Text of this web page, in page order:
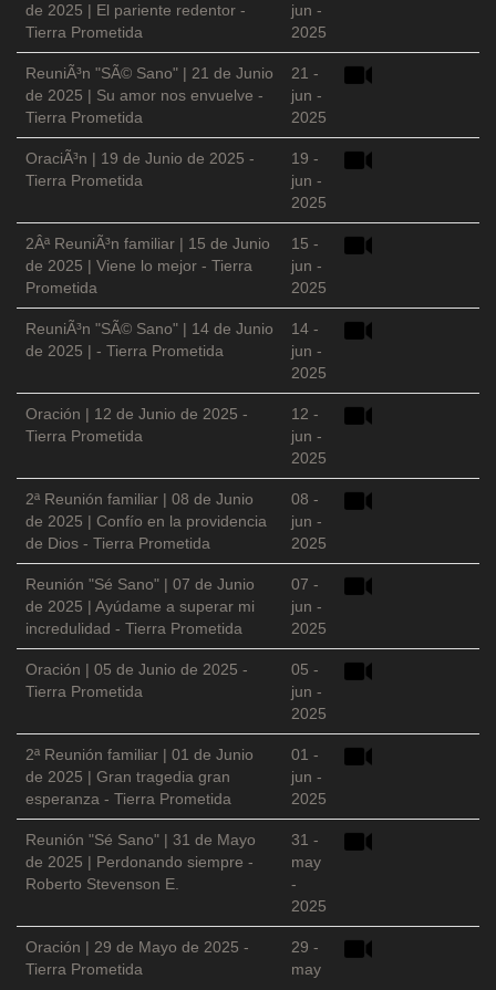
de 2025 | El pariente redentor -
Tierra Prometida
jun -
2025
ReuniÃ³n "SÃ© Sano" | 21 de Junio
de 2025 | Su amor nos envuelve -
Tierra Prometida
21 -
jun -
2025
OraciÃ³n | 19 de Junio de 2025 -
Tierra Prometida
19 -
jun -
2025
2Âª ReuniÃ³n familiar | 15 de Junio
de 2025 | Viene lo mejor - Tierra
Prometida
15 -
jun -
2025
ReuniÃ³n "SÃ© Sano" | 14 de Junio
de 2025 | - Tierra Prometida
14 -
jun -
2025
Oración | 12 de Junio de 2025 -
Tierra Prometida
12 -
jun -
2025
2ª Reunión familiar | 08 de Junio
de 2025 | Confío en la providencia
de Dios - Tierra Prometida
08 -
jun -
2025
Reunión "Sé Sano" | 07 de Junio
de 2025 | Ayúdame a superar mi
incredulidad - Tierra Prometida
07 -
jun -
2025
Oración | 05 de Junio de 2025 -
Tierra Prometida
05 -
jun -
2025
2ª Reunión familiar | 01 de Junio
de 2025 | Gran tragedia gran
esperanza - Tierra Prometida
01 -
jun -
2025
Reunión "Sé Sano" | 31 de Mayo
de 2025 | Perdonando siempre -
Roberto Stevenson E.
31 -
may
-
2025
Oración | 29 de Mayo de 2025 -
Tierra Prometida
29 -
may